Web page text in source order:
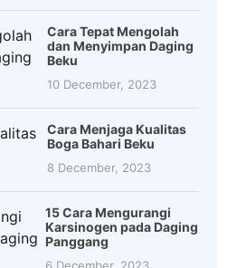
Cara Tepat Mengolah
dan Menyimpan Daging
Beku
10 December, 2023
Cara Menjaga Kualitas
Boga Bahari Beku
8 December, 2023
15 Cara Mengurangi
Karsinogen pada Daging
Panggang